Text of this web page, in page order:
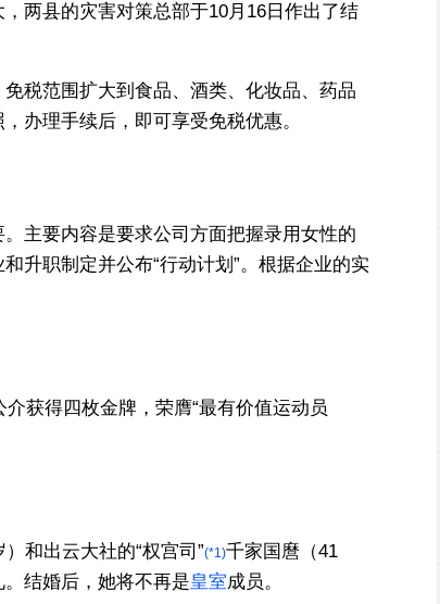
两县的灾害对策总部于10月16日作出了结
税范围扩大到食品、酒类、化妆品、药品
办理手续后，即可享受免税优惠。
主要内容是要求公司方面把握录用女性的
升职制定并公布“行动计划”。根据企业的实
获得四枚金牌，荣膺“最有价值运动员
和出云大社的“权宫司”(*1)千家国麿（41
结婚后，她将不再是皇室成员。